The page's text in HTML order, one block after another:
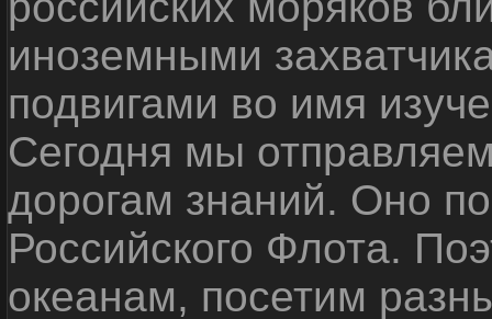
иноземными
подвигами во имя
Сегодня мы
дорогам знаний. Оно
Российского Флота.
океанам, посетим